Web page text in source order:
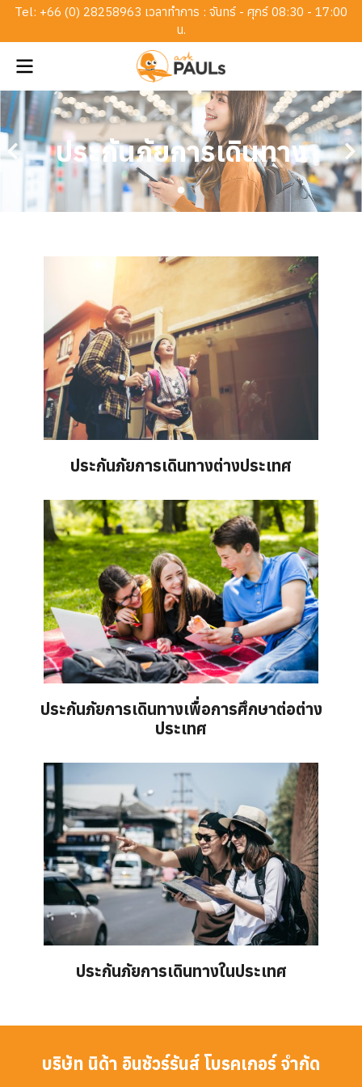
Tel: +66 (0) 28258963 เวลาทำการ : จันทร์ - ศุกร์ 08:30 - 17:00
น.
ประกันภัยการเดินทาง
ประกันภัยการเดินทางต่างประเทศ
ประกันภัยการเดินทางเพื่อการศึกษาต่อต่าง
ประเทศ
ประกันภัยการเดินทางในประเทศ
บริษัท นิด้า อินชัวร์รันส์ โบรคเกอร์ จำกัด